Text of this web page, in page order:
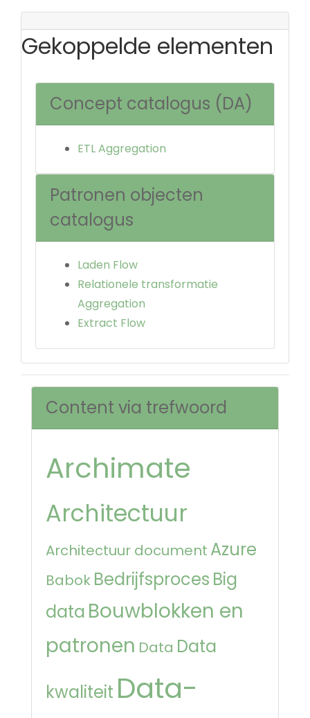
Gekoppelde elementen
Concept catalogus (DA)
ETL Aggregation
Patronen objecten
catalogus
Laden Flow
Relationele transformatie
Aggregation
Extract Flow
Content via trefwoord
Archimate
Architectuur
Architectuur document Azure
Babok Bedrijfsproces Big
data Bouwblokken en
patronen Data Data
kwaliteit Data-